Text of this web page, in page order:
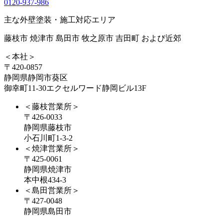
0120-937-986
主な外壁塗装・施工対応エリア
藤枝市 焼津市 島田市 牧之原市 吉田町 および近郊
＜本社＞
〒420-0857
静岡県静岡市葵区
御幸町11-30エクセルワード静岡ビル13F
＜藤枝営業所＞
〒426-0033
静岡県藤枝市
小石川町1-3-2
＜焼津営業所＞
〒425-0061
静岡県焼津市
本中根434-3
＜島田営業所＞
〒427-0048
静岡県島田市